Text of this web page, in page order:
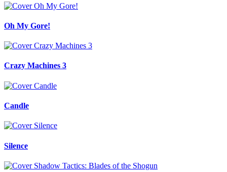
Oh My Gore!
Crazy Machines 3
Candle
Silence